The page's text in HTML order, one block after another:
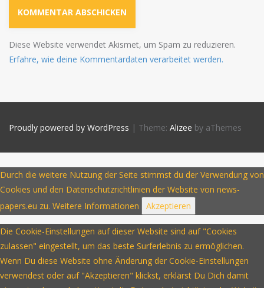
Diese Website verwendet Akismet, um Spam zu reduzieren.
Erfahre, wie deine Kommentardaten verarbeitet werden.
Proudly powered by WordPress | Theme: Alizee by aThemes
Durch die weitere Nutzung der Seite stimmst du der Verwendung von
Cookies und den Datenschutzrichtlinien der Website von news-
papers.eu zu. Weitere Informationen Akzeptieren
Die Cookie-Einstellungen auf dieser Website sind auf "Cookies
zulassen" eingestellt, um das beste Surferlebnis zu ermöglichen.
Wenn Du diese Website ohne Änderung der Cookie-Einstellungen
verwendest oder auf "Akzeptieren" klickst, erklärst Du Dich damit